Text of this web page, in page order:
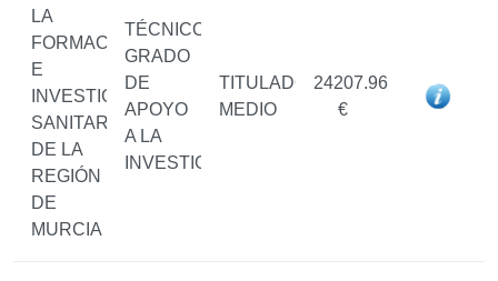
LA
FORMACIÓN
E
INVESTIGACIÓN
SANITARIAS
DE LA
REGIÓN
DE
MURCIA
TÉCNICO/A
GRADO
DE
APOYO
A LA
INVESTIGACIÓN
TITULADO/A
MEDIO
24207.96
€